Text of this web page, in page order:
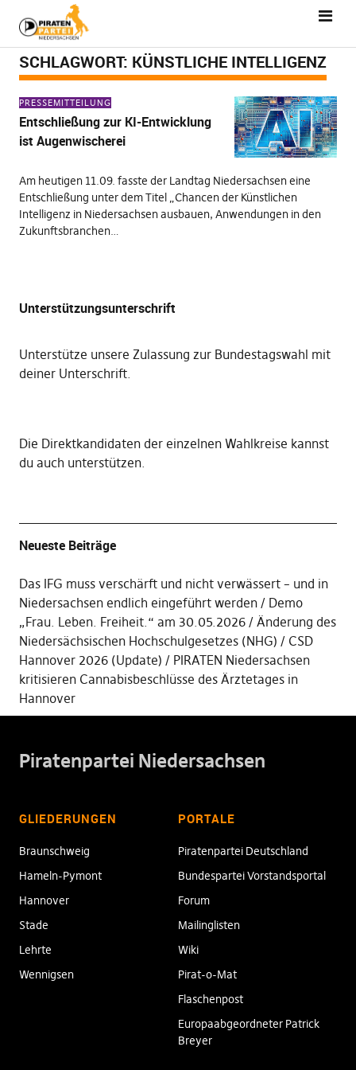
SCHLAGWORT: KÜNSTLICHE INTELLIGENZ
PRESSEMITTEILUNG
Entschließung zur KI-Entwicklung
ist Augenwischerei
Am heutigen 11.09. fasste der Landtag Niedersachsen eine
Entschließung unter dem Titel „Chancen der Künstlichen
Intelligenz in Niedersachsen ausbauen, Anwendungen in den
Zukunftsbranchen…
Unterstützungsunterschrift
Unterstütze unsere Zulassung zur Bundestagswahl mit
deiner Unterschrift.
Die Direktkandidaten der einzelnen Wahlkreise kannst
du auch unterstützen.
Neueste Beiträge
Das IFG muss verschärft und nicht verwässert – und in
Niedersachsen endlich eingeführt werden
Demo
„Frau. Leben. Freiheit.“ am 30.05.2026
Änderung des
Niedersächsischen Hochschulgesetzes (NHG)
CSD
Hannover 2026 (Update)
PIRATEN Niedersachsen
kritisieren Cannabisbeschlüsse des Ärztetages in
Hannover
Piratenpartei Niedersachsen
GLIEDERUNGEN
Braunschweig
Hameln-Pymont
Hannover
Stade
Lehrte
Wennigsen
PORTALE
Piratenpartei Deutschland
Bundespartei Vorstandsportal
Forum
Mailinglisten
Wiki
Pirat-o-Mat
Flaschenpost
Europaabgeordneter Patrick
Breyer